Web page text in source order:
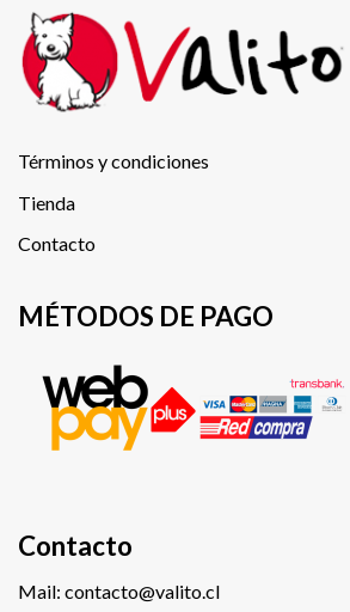
Términos y condiciones
Tienda
Contacto
MÉTODOS DE PAGO
Contacto
Mail: contacto@valito.cl